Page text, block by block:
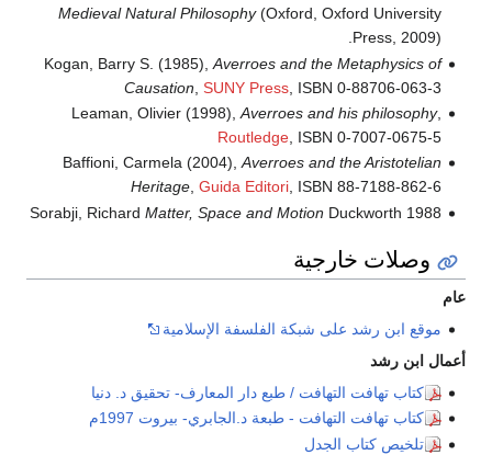
Medieval Natural Philosophy(Oxford, Oxford University
Press, 2009).
Kogan, Barry S. (1985), Averroes and the Metaphysics of
Causation SUNY Press, ISBN 0-88706-063-3
Leaman, Olivier (1998), Averroes and his philosophy,
Routledge, ISBN 0-7007-0675-5
Baffioni, Carmela (2004),Averroes and the Aristotelian
Heritage, Guida Editori, ISBN 88-7188-862-6
Sorabji, Richard Matter, Space and Motion Duckworth 1988
وصلات خارجية
عام
موقع ابن رشد على شبكة الفلسفة الإسلامية
أعمال ابن رشد
كتاب تهافت التهافت / طبع دار المعارف- تحقيق د. دنيا
كتاب تهافت التهافت - طبعة د.الجابري- بيروت 1997م
تلخيص كتاب الجدل